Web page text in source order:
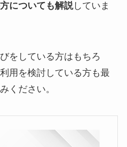
についても解説していま
をしている方はもちろ
用を検討している方も最
ください。